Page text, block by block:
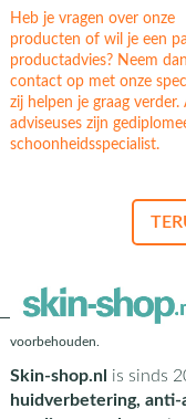
Heb je vragen over onze
producten of wil je een
productadvies? Neem dan
contact op met onze
zij helpen je graag verder.
adviseuses zijn
schoonheidsspecialist.
voorbehouden.
Skin-shop.nl is sinds
huidverbetering, anti-